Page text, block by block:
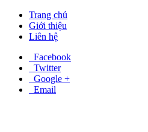
Trang chủ
Giới thiệu
Liên hệ
Facebook
Twitter
Google +
Email